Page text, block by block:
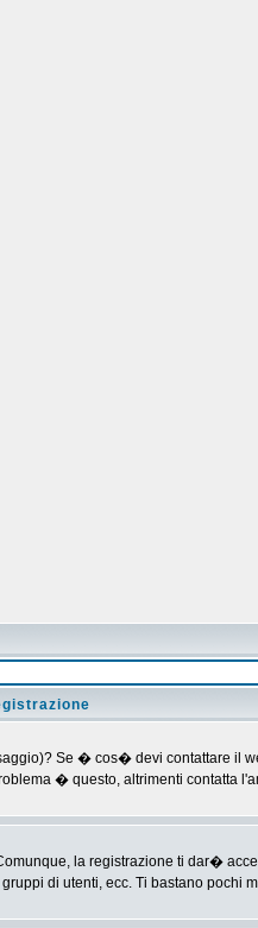
Se � cos� devi contattare il
� questo, altrimenti contatta
la registrazione ti dar�
di utenti, ecc. Ti bastano pochi